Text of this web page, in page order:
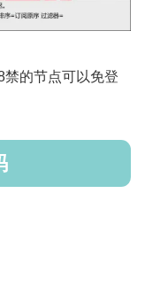
的节点可以免登